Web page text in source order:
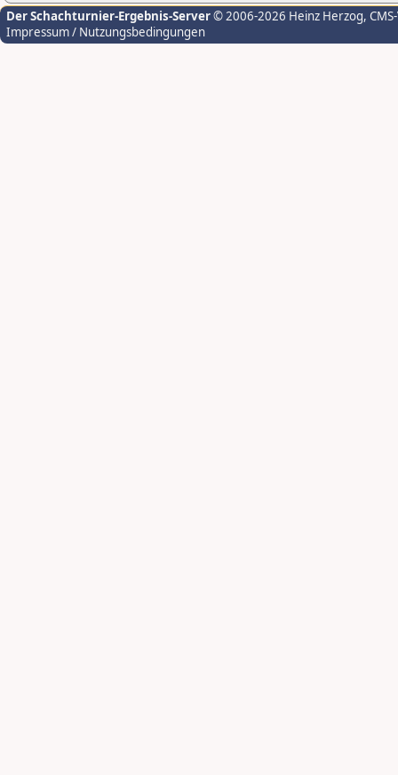
Der Schachturnier-Ergebnis-Server© 2006-2026 Heinz Herzog,
Impressum / Nutzungsbedingungen